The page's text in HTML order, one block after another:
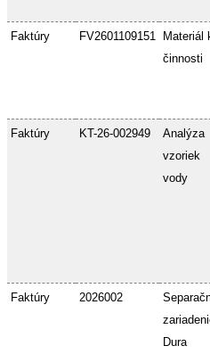
Faktúry FV2601109151
Materiál
činnosti
Faktúry KT-26-002949
Analýza
vzoriek
vody
Faktúry 2026002
Dura